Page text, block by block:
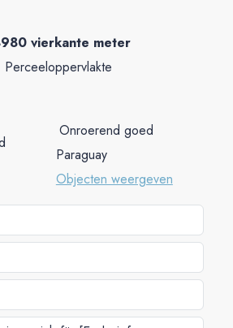
vierkante meter
Perceeloppervlakte
Onroerend goed
Paraguay
Objecten weergeven